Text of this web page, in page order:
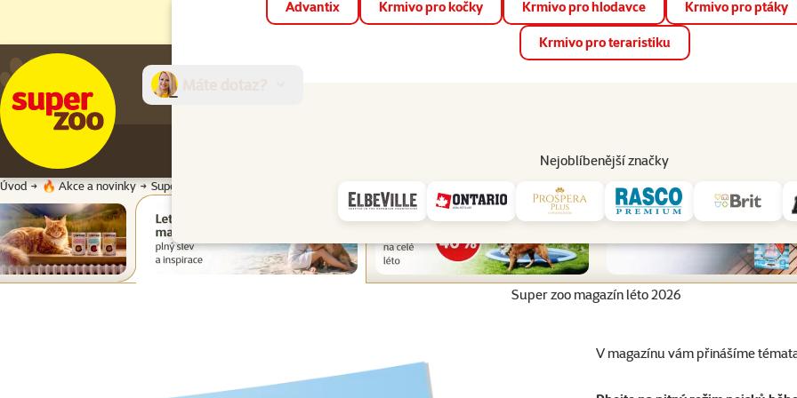
📱 Stáhněte si novou aplikaci Super zoo.Více informací
Advantix Krmivo pro kočky Krmivo pro hlodavce Krmivo pro ptáky
Krmivo pro teraristiku
Nejoblíbenější značky
Prodejny Služby
Úvod 🔥 Akce a novinky Super zoo magazín léto 2026
Super zoo magazín léto 2026
V magazínu vám přinášíme